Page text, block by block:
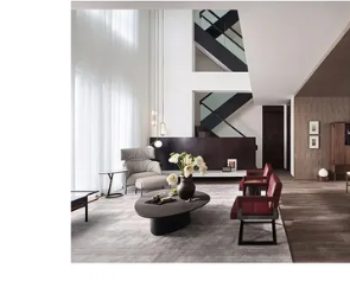
POLICY